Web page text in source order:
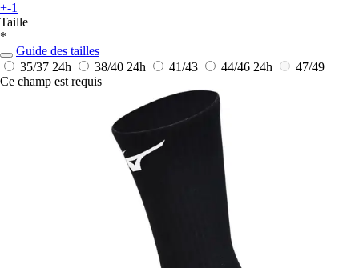
+-1
Taille
*
Guide des tailles
35/37 24h 38/40 24h 41/43 44/46 24h
47/49
Ce champ est requis